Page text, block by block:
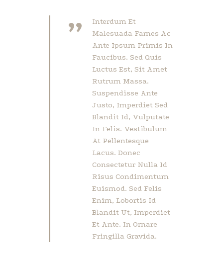
”
Interdum Et
Malesuada Fames Ac
Ante Ipsum Primis In
Faucibus. Sed Quis
Luctus Est, Sit Amet
Rutrum Massa.
Suspendisse Ante
Justo, Imperdiet Sed
Blandit Id, Vulputate
In Felis. Vestibulum
At Pellentesque
Lacus. Donec
Consectetur Nulla Id
Risus Condimentum
Euismod. Sed Felis
Enim, Lobortis Id
Blandit Ut, Imperdiet
Et Ante. In Ornare
Fringilla Gravida.